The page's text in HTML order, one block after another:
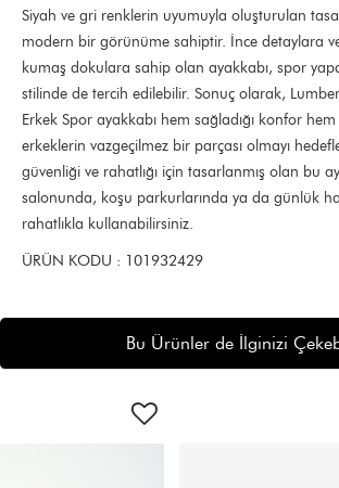
Siyah ve gri renklerin uyumuyla oluşturulan
modern bir görünüme sahiptir. İnce detaylara
kumaş dokulara sahip olan ayakkabı, spor
stilinde de tercih edilebilir. Sonuç olarak,
Erkek Spor ayakkabı hem sağladığı konfor hem
erkeklerin vazgeçilmez bir parçası olmayı
güvenliği ve rahatlığı için tasarlanmış olan bu
salonunda, koşu parkurlarında ya da günlük
rahatlıkla kullanabilirsiniz.
ÜRÜN KODU : 101932429
Bu Ürünler de İlginizi